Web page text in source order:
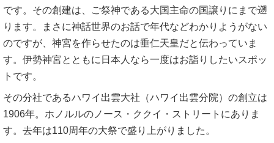
です。その創建は、ご祭神である大国主命の国譲りにまで遡
ります。まさに神話世界のお話で年代などわかりようがない
のですが、神宮を作らせたのは垂仁天皇だと伝わっていま
す。伊勢神宮とともに日本人なら一度はお詣りしたいスポッ
トです。
その分社であるハワイ出雲大社（ハワイ出雲分院）の創立は
1906年。ホノルルのノース・ククイ・ストリートにありま
す。去年は110周年の大祭で盛り上がりました。